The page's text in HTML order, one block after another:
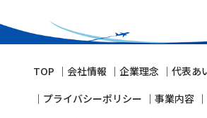
TOP 会社情報 企業理念
代表あ
プライバシーポリシー
事業内容